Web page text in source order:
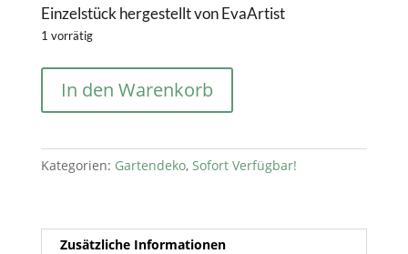
Einzelstück hergestellt von EvaArtist
1 vorrätig
Blumenübertopf
Tasse
In den Warenkorb
Kategorien: Gartendeko, Sofort Verfügbar!
Zusätzliche Informationen